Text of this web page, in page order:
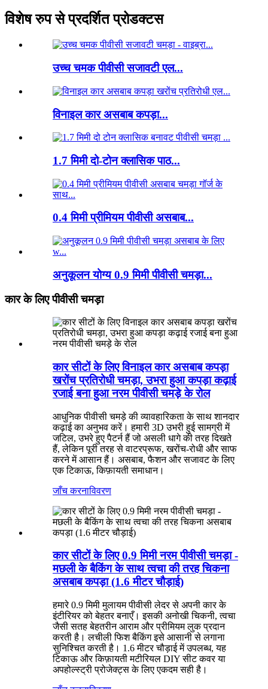
विशेष रुप से प्रदर्शित प्रोडक्टस
उच्च चमक पीवीसी सजावटी एल...
विनाइल कार असबाब कपड़ा...
1.7 मिमी दो-टोन क्लासिक पाठ...
0.4 मिमी प्रीमियम पीवीसी असबाब...
अनुकूलन योग्य 0.9 मिमी पीवीसी चमड़ा...
कार के लिए पीवीसी चमड़ा
कार सीटों के लिए विनाइल कार असबाब कपड़ा
खरोंच प्रतिरोधी चमड़ा, उभरा हुआ कपड़ा कढ़ाई
रजाई बना हुआ नरम पीवीसी चमड़े के रोल
आधुनिक पीवीसी चमड़े की व्यावहारिकता के साथ शानदार
कढ़ाई का अनुभव करें। हमारी 3D उभरी हुई सामग्री में
जटिल, उभरे हुए पैटर्न हैं जो असली धागे की तरह दिखते
हैं, लेकिन पूरी तरह से वाटरप्रूफ, खरोंच-रोधी और साफ
करने में आसान हैं। असबाब, फैशन और सजावट के लिए
एक टिकाऊ, किफ़ायती समाधान।
जाँच करनाविवरण
कार सीटों के लिए 0.9 मिमी नरम पीवीसी चमड़ा -
मछली के बैकिंग के साथ त्वचा की तरह चिकना
असबाब कपड़ा (1.6 मीटर चौड़ाई)
हमारे 0.9 मिमी मुलायम पीवीसी लेदर से अपनी कार के
इंटीरियर को बेहतर बनाएँ। इसकी अनोखी चिकनी, त्वचा
जैसी सतह बेहतरीन आराम और प्रीमियम लुक प्रदान
करती है। लचीली फिश बैकिंग इसे आसानी से लगाना
सुनिश्चित करती है। 1.6 मीटर चौड़ाई में उपलब्ध, यह
टिकाऊ और किफ़ायती मटीरियल DIY सीट कवर या
अपहोल्स्ट्री प्रोजेक्ट्स के लिए एकदम सही है।